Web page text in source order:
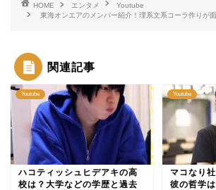
HOME エンタメ
Youtube
東海オンエアのメンバー紹介！理系文系コーラ作りが面
関連記事
Youtube
ハコティッシュヒデアキの高
校は？大学などの学歴と過去
Youtube
マコなり
彼の哲学